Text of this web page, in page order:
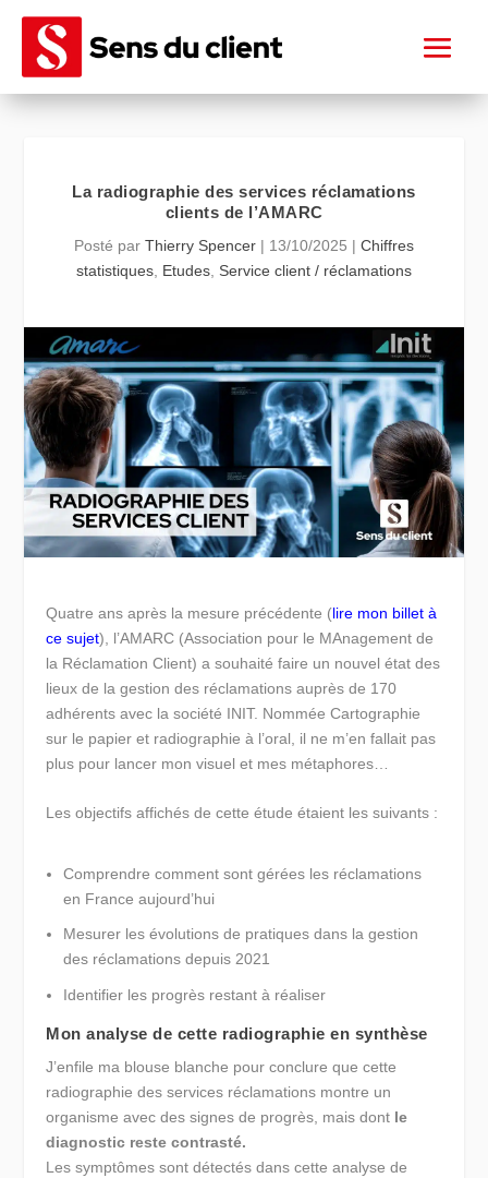
La radiographie des services réclamations
clients de l’AMARC
Posté par Thierry Spencer | 13/10/2025 | Chiffres
statistiques Etudes Service client / réclamations
Quatre ans après la mesure précédente (lire mon billet à
ce sujet), l’AMARC (Association pour le MAnagement de
la Réclamation Client) a souhaité faire un nouvel état des
lieux de la gestion des réclamations auprès de 170
adhérents avec la société INIT. Nommée Cartographie
sur le papier et radiographie à l’oral, il ne m’en fallait pas
plus pour lancer mon visuel et mes métaphores…
Les objectifs affichés de cette étude étaient les suivants :
Comprendre comment sont gérées les réclamations
en France aujourd’hui
Mesurer les évolutions de pratiques dans la gestion
des réclamations depuis 2021
Identifier les progrès restant à réaliser
Mon analyse de cette radiographie en synthèse
J’enfile ma blouse blanche pour conclure que cette
radiographie des services réclamations montre un
organisme avec des signes de progrès, mais dont le
diagnostic reste contrasté.
Les symptômes sont détectés dans cette analyse de